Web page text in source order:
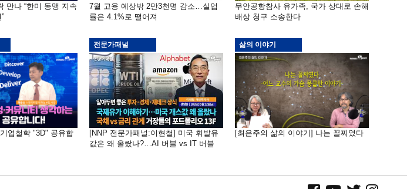
만나 “한미 동맹 지속
7월 고용 예상밖 2만3천명 감소…실업
률은 4.1%로 떨어져
무안공항참사 유가족, 국가 상대로 손해
배상 청구 소송한다
업철학 "3D" 공유합
전문가패널
[NNP 전문가패널:이현철] 미국 휘발유
값은 왜 올랐나?…AI 버블 vs IT 버블
삶의 이야기
[최은주의 삶의 이야기] 나는 꼴찌였다